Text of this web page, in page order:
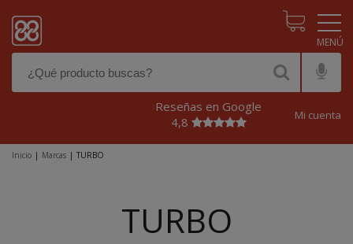
Reseñas en Google
4,8
Mi cuenta
Inicio | Marcas | TURBO
TURBO